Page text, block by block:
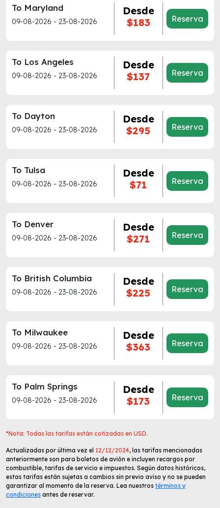
To Maryland
09-08-2026 - 23-08-2026
Desde
$183
Reserva
To Los Angeles
09-08-2026 - 23-08-2026
Desde
$137
Reserva
To Dayton
09-08-2026 - 23-08-2026
Desde
$295
Reserva
To Tulsa
09-08-2026 - 23-08-2026
Desde
$71
Reserva
To Denver
09-08-2026 - 23-08-2026
Desde
$271
Reserva
To British Columbia
09-08-2026 - 23-08-2026
Desde
$225
Reserva
To Milwaukee
09-08-2026 - 23-08-2026
Desde
$363
Reserva
To Palm Springs
09-08-2026 - 23-08-2026
Desde
$173
Reserva
*Nota: Todas las tarifas están cotizadas en USD.
Actualizadas por última vez el 12/12/2024, las tarifas mencionadas
anteriormente son para boletos de avión e incluyen recargos por
combustible, tarifas de servicio e impuestos. Según datos históricos,
estas tarifas están sujetas a cambios sin previo aviso y no se pueden
garantizar al momento de la reserva. Lea nuestros términos y
condiciones antes de reservar.